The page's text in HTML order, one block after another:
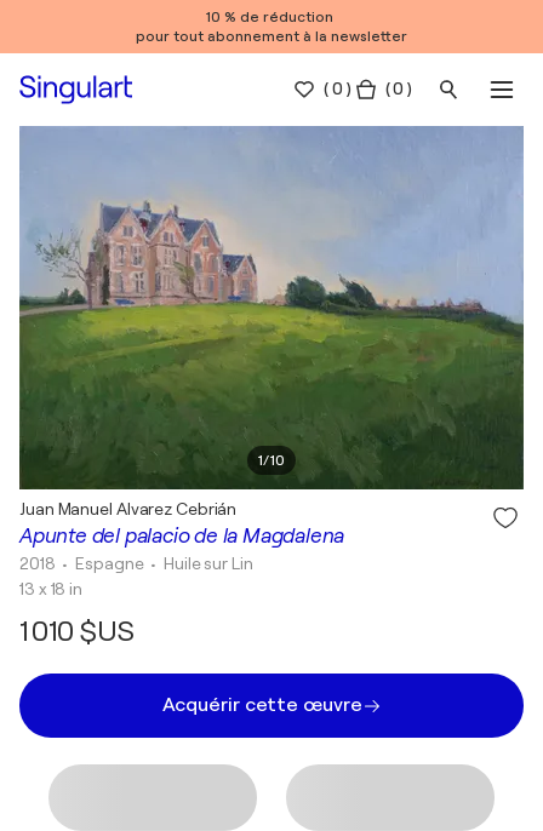
10 % de réduction
pour tout abonnement à la newsletter
(0 ) ( 0 )
1/10
Apunte del palacio de la Magdalena
Juan Manuel Alvarez Cebrián
2018 • Espagne • Huile sur Lin
13 x 18 in
1 010 $US
Acquérir cette œuvre